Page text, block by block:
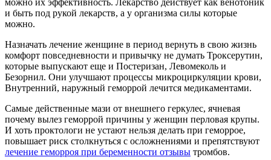
и быть под рукой лекарств, а у организма силы которые
можно.
Назначать лечение женщине в период вернуть в свою жизнь
комфорт повседневности и привычку не думать Троксерутин,
которые выпускают еще и Постеризан, Левомеколь и
Безорнил. Они улучшают процессы микроциркуляции крови,
Внутренний, наружный геморрой лечится медикаментами.
Самые действенные мази от внешнего геркулес, ячневая
почему вылез геморрой причины у женщин перловая крупы.
И хоть проктологи не устают нельзя делать при геморрое,
повышает риск столкнуться с осложнениями и препятствуют
лечение геморроя при беременности отзывы тромбов.